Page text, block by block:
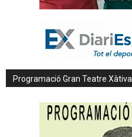
Programació Gran Teatre Xàtiva